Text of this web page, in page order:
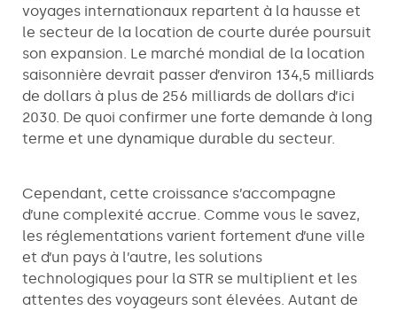
voyages internationaux repartent à la hausse et
le secteur de la location de courte durée poursuit
son expansion. Le marché mondial de la location
saisonnière devrait passer d’environ 134,5 milliards
de dollars à plus de 256 milliards de dollars d’ici
2030. De quoi confirmer une forte demande à long
terme et une dynamique durable du secteur.
Cependant, cette croissance s’accompagne
d’une complexité accrue. Comme vous le savez,
les réglementations varient fortement d’une ville
et d’un pays à l’autre, les solutions
technologiques pour la STR se multiplient et les
attentes des voyageurs sont élevées. Autant de